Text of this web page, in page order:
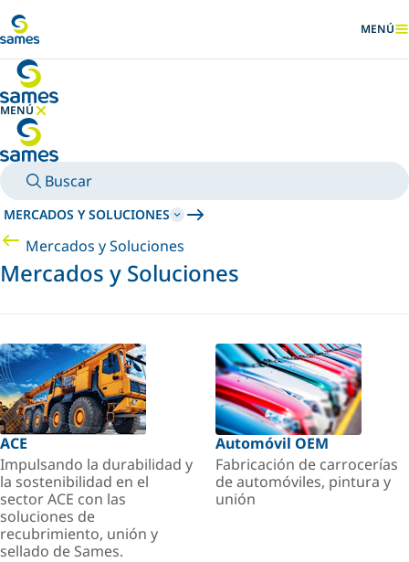
MENÚ
MENÚ
OCULTAR MENÚ
Buscar
MERCADOS Y SOLUCIONES
Mercados y Soluciones
Mercados y Soluciones
ACE
Impulsando la durabilidad y
la sostenibilidad en el
sector ACE con las
soluciones de
recubrimiento, unión y
sellado de Sames.
Automóvil OEM
Fabricación de carrocerías
de automóviles, pintura y
unión